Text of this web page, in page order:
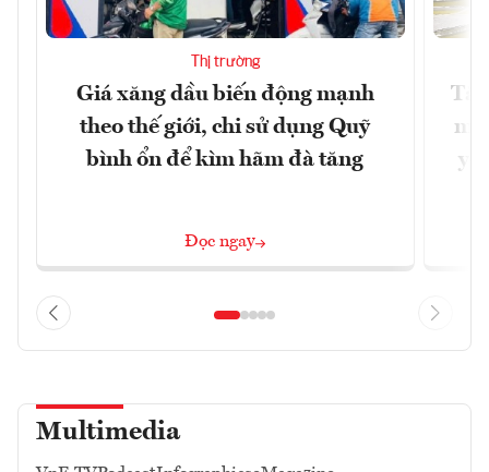
Thị trường
Giá xăng dầu biến động mạnh
theo thế giới, chi sử dụng Quỹ
bình ổn để kìm hãm đà tăng
Đọc ngay
Multimedia